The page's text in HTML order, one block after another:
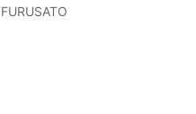
FURUSATO